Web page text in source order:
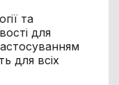
та
для
для всіх